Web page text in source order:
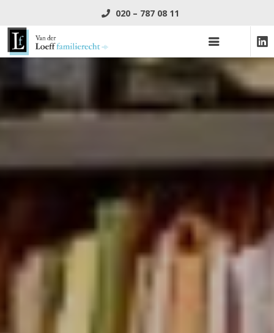
020 – 787 08 11